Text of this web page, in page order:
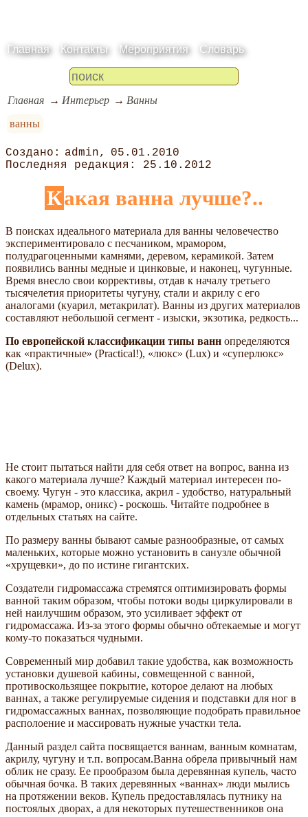
Главная Контакты Мероприятия Словарь
Главная Интерьер
Ванны
ванны
admin
05.01.2010
25.10.2012
Какая ванна лучше?..
В поисках идеального материала для ванны человечество
экспериментировало с песчаником, мрамором,
полудрагоценными камнями, деревом, керамикой. Затем
появились ванны медные и цинковые, и наконец, чугунные.
Время внесло свои коррективы, отдав к началу третьего
тысячелетия приоритеты чугуну, стали и акрилу с его
аналогами (куарил, метакрилат). Ванны из других материалов
составляют небольшой сегмент - изыски, экзотика, редкость...
По европейской классификации типы ванн определяются
как «практичные» (Practical!), «люкс» (Lux) и «суперлюкс»
(Delux).
Не стоит пытаться найти для себя ответ на вопрос, ванна из
какого материала лучше? Каждый материал интересен по-
своему. Чугун - это классика, акрил - удобство, натуральный
камень (мрамор, оникс) - роскошь. Читайте подробнее в
отдельных статьях на сайте.
По размеру ванны бывают самые разнообразные, от самых
маленьких, которые можно установить в санузле обычной
«хрущевки», до по истине гигантских.
Создатели гидромассажа стремятся оптимизировать формы
ванной таким образом, чтобы потоки воды циркулировали в
ней наилучшим образом, это усиливает эффект от
гидромассажа. Из-за этого формы обычно обтекаемые и могут
кому-то показаться чудными.
Современный мир добавил такие удобства, как возможность
установки душевой кабины, совмещенной с ванной,
противоскользящее покрытие, которое делают на любых
ваннах, а также регулируемые сидения и подставки для ног в
гидромассажных ваннах, позволяющие подобрать правильное
располоение и массировать нужные участки тела.
Данный раздел сайта посвящается ваннам, ванным комнатам,
акрилу, чугуну и т.п. вопросам.Ванна обрела привычный нам
облик не сразу. Ее прообразом была деревянная купель, часто
обычная бочка. В таких деревянных «ваннах» люди мылись
на протяжении веков. Купель предоставлялась путнику на
постоялых дворах, а для некоторых путешественников она